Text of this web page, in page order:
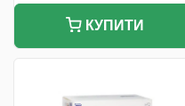
КУПИТИ